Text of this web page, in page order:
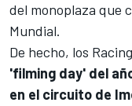
del monoplaza que
Mundial.
De hecho, los
'filming day' del
en el circuito de